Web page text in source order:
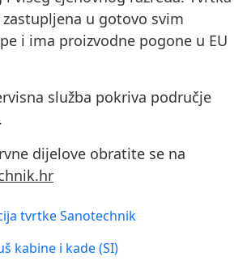
u gotovo svim
i ima proizvodne pogone u EU
služba pokriva područje
dijelove obratite se na
tvrtke Sanotechnik
kabine i kade (SI)